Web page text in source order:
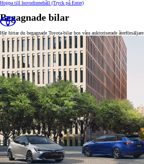
Hoppa till huvudinnehåll (Tryck på Enter)
Begagnade bilar
Här hittar du begagnade Toyota-bilar hos våra auktoriserade återförsäljare.